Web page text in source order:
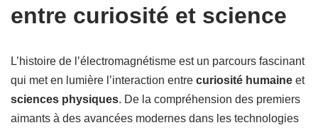
entre curiosité et science
L’histoire de l’électromagnétisme est un parcours fascinant
qui met en lumière l’interaction entre curiosité humaine et
sciences physiques. De la compréhension des premiers
aimants à des avancées modernes dans les technologies